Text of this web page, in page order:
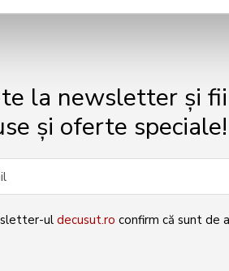
la newsletter și
și oferte speciale!
ul decusut.ro confirm că sunt de